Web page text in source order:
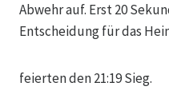
Abwehr auf. Erst 20
Entscheidung für das
feierten den 21:19 Sieg.